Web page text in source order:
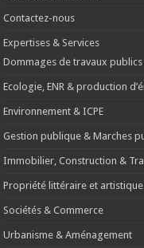
Contactez-nous
Expertises & Services
Dommages de travaux
Ecologie, ENR & production
Environnement & ICPE
Gestion publique & Marches
Immobilier, Construction &
Propriété littéraire et
Sociétés & Commerce
Urbanisme & Aménagement